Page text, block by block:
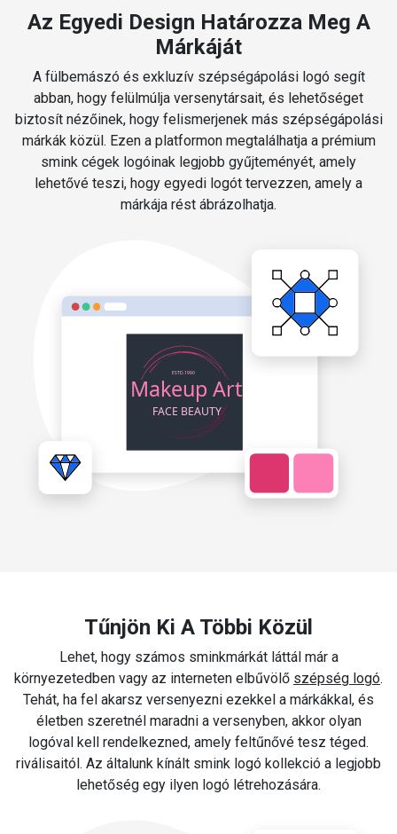
Az Egyedi Design Határozza Meg A
Márkáját
A fülbemászó és exkluzív szépségápolási logó segít
abban, hogy felülmúlja versenytársait, és lehetőséget
biztosít nézőinek, hogy felismerjenek más szépségápolási
márkák közül. Ezen a platformon megtalálhatja a prémium
smink cégek logóinak legjobb gyűjteményét, amely
lehetővé teszi, hogy egyedi logót tervezzen, amely a
márkája rést ábrázolhatja.
Tűnjön Ki A Többi Közül
Lehet, hogy számos sminkmárkát láttál már a
környezetedben vagy az interneten elbűvölő szépség logó.
Tehát, ha fel akarsz versenyezni ezekkel a márkákkal, és
életben szeretnél maradni a versenyben, akkor olyan
logóval kell rendelkezned, amely feltűnővé tesz téged.
riválisaitól. Az általunk kínált smink logó kollekció a legjobb
lehetőség egy ilyen logó létrehozására.